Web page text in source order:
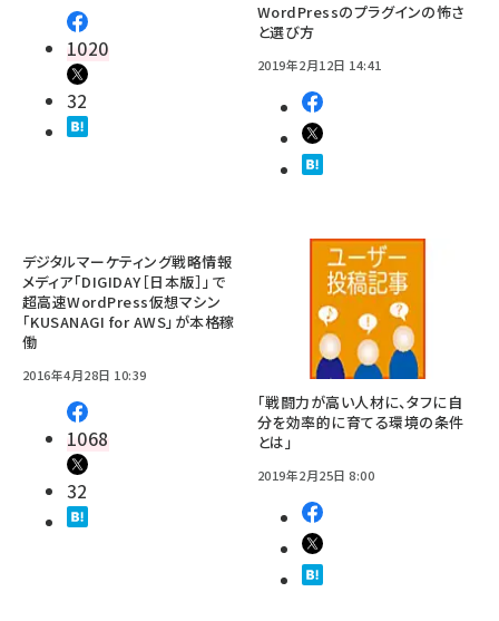
1020
32
WordPressのプラグインの怖さ
と選び方
2019年2月12日 14:41
デジタルマーケティング戦略情報
メディア「DIGIDAY［日本版］」で
超高速WordPress仮想マシン
「KUSANAGI for AWS」が本格稼
働
2016年4月28日 10:39
1068
32
「戦闘力が高い人材に、タフに自
分を効率的に育てる環境の条件
とは」
2019年2月25日 8:00